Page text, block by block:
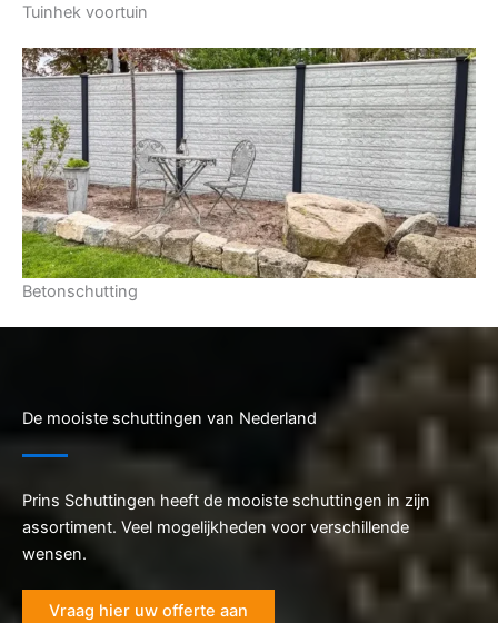
Tuinhek voortuin
Betonschutting
De mooiste schuttingen van Nederland
Prins Schuttingen heeft de mooiste schuttingen in zijn
assortiment. Veel mogelijkheden voor verschillende
wensen.
Vraag hier uw offerte aan